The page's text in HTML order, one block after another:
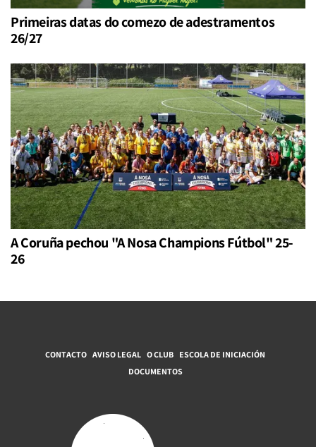
Primeiras datas do comezo de adestramentos
26/27
A Coruña pechou "A Nosa Champions Fútbol" 25-
26
CONTACTO AVISO LEGAL O CLUB ESCOLA DE INICIACIÓN
DOCUMENTOS